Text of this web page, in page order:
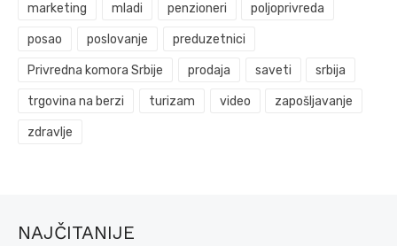
marketing mladi penzioneri poljoprivreda
posao poslovanje preduzetnici
Privredna komora Srbije prodaja saveti srbija
trgovina na berzi turizam video zapošljavanje
zdravlje
NAJČITANIJE